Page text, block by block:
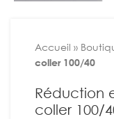
Accueil »
coller 100/40
Réduction
coller 100/